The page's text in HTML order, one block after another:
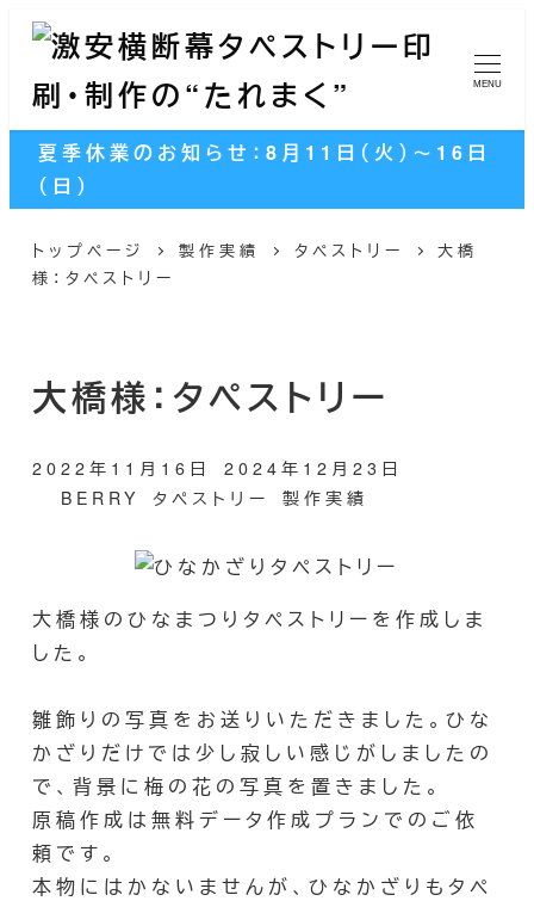
コ
MENU
夏季休業のお知らせ：8月11日（火）～16日
（日）
トップページ 製作実績 タペストリー
大橋
様：タペストリー
大橋様：タペストリー
投稿日
2022年11月16日
更新日
2024年12月23日
BERRY カテゴリー
タペストリー カテゴリー
製作実績
大橋様のひなまつりタペストリーを作成しま
した。
雛飾りの写真をお送りいただきました。ひな
かざりだけでは少し寂しい感じがしましたの
で、背景に梅の花の写真を置きました。
原稿作成は無料データ作成プランでのご依
頼です。
本物にはかないませんが、ひなかざりもタペ